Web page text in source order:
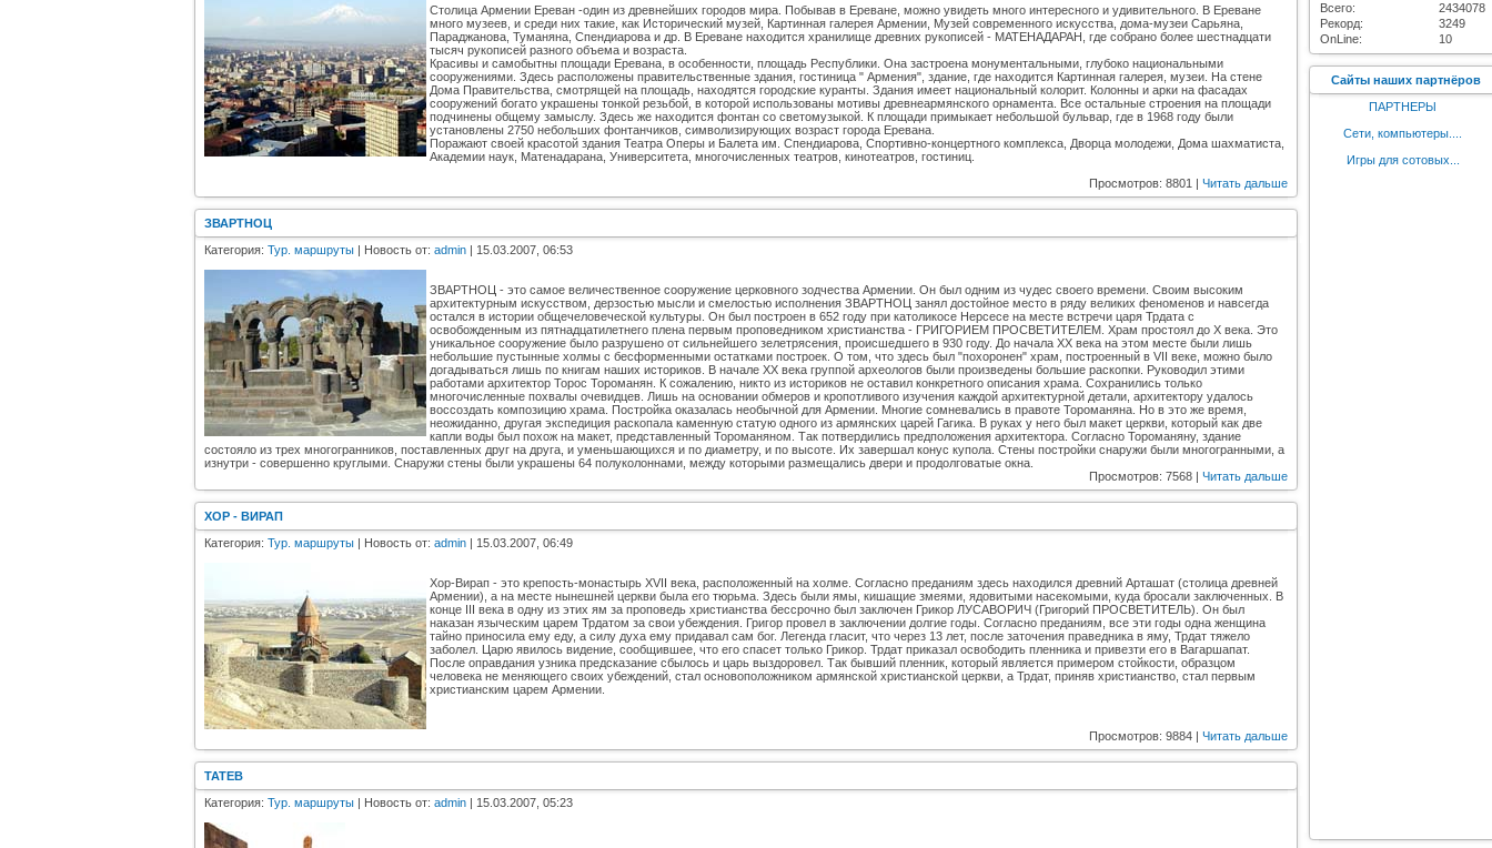
Столица Армении Ереван -один из древнейших городов мира. Побывав в Ереване, можно увидеть много интересного и удивительного. В Ереване
много музеев, и среди них такие, как Исторический музей, Картинная галерея Армении, Музей современного искусства, дома-музеи Сарьяна,
Параджанова, Туманяна, Спендиарова и др. В Ереване находится хранилище древних рукописей - МАТЕНАДАРАН, где собрано более шестнадцати
тысяч рукописей разного объема и возраста.
Красивы и самобытны площади Еревана, в особенности, площадь Республики. Она застроена монументальными, глубоко национальными
сооружениями. Здесь расположены правительственные здания, гостиница " Армения", здание, где находится Картинная галерея, музеи. На стене
Дома Правительства, смотрящей на площадь, находятся городские куранты. Здания имеет национальный колорит. Колонны и арки на фасадах
сооружений богато украшены тонкой резьбой, в которой использованы мотивы древнеармянского орнамента. Все остальные строения на площади
подчинены общему замыслу. Здесь же находится фонтан со светомузыкой. К площади примыкает небольшой бульвар, где в 1968 году были
установлены 2750 небольших фонтанчиков, символизирующих возраст города Еревана.
Поражают своей красотой здания Театра Оперы и Балета им. Спендиарова, Спортивно-концертного комплекса, Дворца молодежи, Дома шахматиста,
Академии наук, Матенадарана, Университета, многочисленных театров, кинотеатров, гостиниц.
Просмотров: 8801 | Читать дальше
ЗВАРТНОЦ
Категория: Тур. маршруты | Новость от: admin | 15.03.2007, 06:53
ЗВАРТНОЦ - это самое величественное сооружение церковного зодчества Армении. Он был одним из чудес своего времени. Своим высоким
архитектурным искусством, дерзостью мысли и смелостью исполнения ЗВАРТНОЦ занял достойное место в ряду великих феноменов и навсегда
остался в истории общечеловеческой культуры. Он был построен в 652 году при католикосе Нерсесе на месте встречи царя Трдата с
освобожденным из пятнадцатилетнего плена первым проповедником христианства - ГРИГОРИЕМ ПРОСВЕТИТЕЛЕМ. Храм простоял до Х века. Это
уникальное сооружение было разрушено от сильнейшего зелетрясения, проиcшедшего в 930 году. До начала ХХ века на этом месте были лишь
небольшие пустынные холмы с бесформенными остатками построек. О том, что здесь был "похоронен" храм, построенный в VII веке, можно было
догадываться лишь по книгам наших историков. В начале ХХ века группой археологов были произведены большие раскопки. Руководил этими
работами архитектор Торос Тороманян. К сожалению, никто из историков не оставил конкретного описания храма. Сохранились только
многочисленные похвалы очевидцев. Лишь на основании обмеров и кропотливого изучения каждой архитектурной детали, архитектору удалось
воссоздать композицию храма. Постройка оказалась необычной для Армении. Многие сомневались в правоте Тороманяна. Но в это же время,
неожиданно, другая экспедиция раскопала каменную статую одного из армянских царей Гагика. В руках у него был макет церкви, который как две
капли воды был похож на макет, представленный Тороманяном. Так потвердились предположения архитектора. Cогласно Тороманяну, здание
состояло из трех многогранников, поставленных друг на друга, и уменьшающихся и по диаметру, и по высоте. Их завершал конус купола. Стены постройки снаружи были многогранными, а
изнутри - совершенно круглыми. Снаружи стены были украшены 64 полуколоннами, между которыми размещались двери и продолговатые окна.
Просмотров: 7568 | Читать дальше
ХОР - ВИРАП
Категория: Тур. маршруты | Новость от: admin | 15.03.2007, 06:49
Хор-Вирап - это крепость-монастырь ХVII века, расположенный на холме. Согласно преданиям здесь находился древний Арташат (столица древней
Армении), а на месте нынешней церкви была его тюрьма. Здесь были ямы, кишащие змеями, ядовитыми насекомыми, куда бросали заключенных. В
конце III века в одну из этих ям за проповедь христианства бессрочно был заключен Грикор ЛУСАВОРИЧ (Григорий ПРОСВЕТИТЕЛЬ). Он был
наказан языческим царем Трдатом за свои убеждения. Григор провел в заключении долгие годы. Согласно преданиям, все эти годы одна женщина
тайно приносила ему еду, а силу духа ему придавал сам бог. Легенда гласит, что через 13 лет, после заточения праведника в яму, Трдат тяжело
заболел. Царю явилось видение, сообщившее, что его спасет только Грикор. Трдат приказал освободить пленника и привезти его в Вагаршапат.
После оправдания узника предсказание сбылось и царь выздоровел. Так бывший пленник, который является примером стойкости, образцом
человека не меняющего своих убеждений, стал основоположником армянской христианской церкви, а Трдат, приняв христианство, cтал первым
христианским царем Армении.
Просмотров: 9884 | Читать дальше
ТАТЕВ
Категория: Тур. маршруты | Новость от: admin | 15.03.2007, 05:23
Всего:
2434078
Рекорд:
3249
OnLine:
10
Сайты наших партнёров
ПАРТНЕРЫ
Сети, компьютеры....
Игры для сотовых...